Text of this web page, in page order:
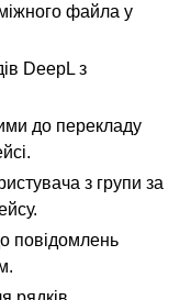
файла у
DeepL з
до перекладу
з групи за
повідомлень